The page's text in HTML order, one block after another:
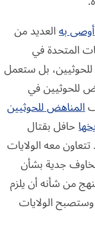
أوصى بهالعديد من
المتحدة في
للحوثيين، بل ستعمل
للحوثيين في
المناهض للحوثيين
حافل بقتال
معه الولايات
جدية بشأن
من شأنه أن يلزم
الولايات